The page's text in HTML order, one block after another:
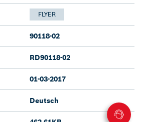
FLYER
90118-02
RD90118-02
01-03-2017
Deutsch